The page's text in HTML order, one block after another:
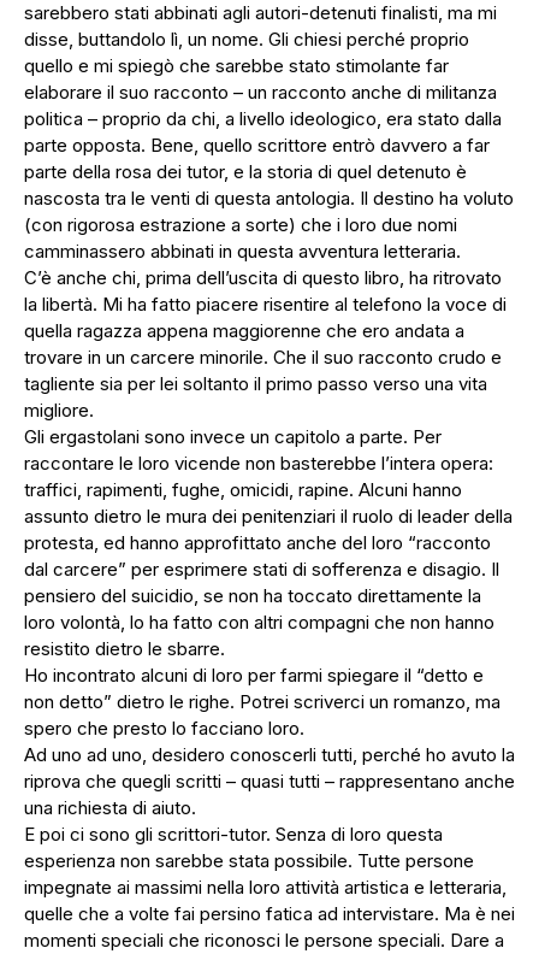
sarebbero stati abbinati agli autori-detenuti finalisti, ma mi
disse, buttandolo lì, un nome. Gli chiesi perché proprio
quello e mi spiegò che sarebbe stato stimolante far
elaborare il suo racconto – un racconto anche di militanza
politica – proprio da chi, a livello ideologico, era stato dalla
parte opposta. Bene, quello scrittore entrò davvero a far
parte della rosa dei tutor, e la storia di quel detenuto è
nascosta tra le venti di questa antologia. Il destino ha voluto
(con rigorosa estrazione a sorte) che i loro due nomi
camminassero abbinati in questa avventura letteraria.
C’è anche chi, prima dell’uscita di questo libro, ha ritrovato
la libertà. Mi ha fatto piacere risentire al telefono la voce di
quella ragazza appena maggiorenne che ero andata a
trovare in un carcere minorile. Che il suo racconto crudo e
tagliente sia per lei soltanto il primo passo verso una vita
migliore.
Gli ergastolani sono invece un capitolo a parte. Per
raccontare le loro vicende non basterebbe l’intera opera:
traffici, rapimenti, fughe, omicidi, rapine. Alcuni hanno
assunto dietro le mura dei penitenziari il ruolo di leader della
protesta, ed hanno approfittato anche del loro “racconto
dal carcere” per esprimere stati di sofferenza e disagio. Il
pensiero del suicidio, se non ha toccato direttamente la
loro volontà, lo ha fatto con altri compagni che non hanno
resistito dietro le sbarre.
Ho incontrato alcuni di loro per farmi spiegare il “detto e
non detto” dietro le righe. Potrei scriverci un romanzo, ma
spero che presto lo facciano loro.
Ad uno ad uno, desidero conoscerli tutti, perché ho avuto la
riprova che quegli scritti – quasi tutti – rappresentano anche
una richiesta di aiuto.
E poi ci sono gli scrittori-tutor. Senza di loro questa
esperienza non sarebbe stata possibile. Tutte persone
impegnate ai massimi nella loro attività artistica e letteraria,
quelle che a volte fai persino fatica ad intervistare. Ma è nei
momenti speciali che riconosci le persone speciali. Dare a